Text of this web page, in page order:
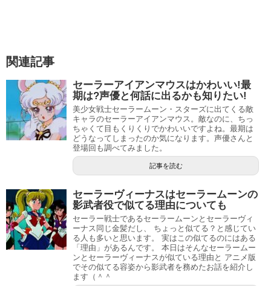
が、今ではピアニストになる夢を持っています。
運動神経が良く、甘いものが好物で、口癖は「ここで決め
なきゃ、女がすたる！」です。
幼馴染の南野奏の作るケーキを昔からしょっちゅう盗み食
いしています。
元気で活発的で明るい性格ですが、一人っ子で両親もあま
母親が帰ってきた時には、泣いてしまったほどです。
一見元気で明るい子かと思いきや、実は寂しがり屋さんだ
なんて、かわいい一面もありますね。
長い髪の毛を上の方で左右結んでいる髪形もかわいいで
引用元：Amazon
北条響は、髪形や目の色などの外見が新世紀エヴァンゲリ
オンの惣流・アスカ・ラングレー（式波・アスカ・ラング
レー）に似ているとよく言われています。
年齢も同じく14歳という設定なので、共通しているところ
外見だけではなく、運動神経抜群なところや、活発で強気
な面のあるところも、アスカに似ているという声がありま
す。
関連記事
セーラーアイアンマウスはかわいい!最
期は?声優と何話に出るかも知りたい!
美少女戦士セーラームーン・スターズに出てくる敵
キャラのセーラーアイアンマウス。敵なのに、ちっ
ちゃくて目もくりくりでかわいいですよね。最期は
どうなってしまったのか気になります。声優さんと
登場回も調べてみました。
記事を読む
セーラーヴィーナスはセーラームーンの
影武者役で似てる理由についても
セーラー戦士であるセーラームーンとセーラーヴィ
ーナス同じ金髪だし、 ちょっと似てる？と感じてい
る人も多いと思います。 実はこの似てるのにはある
「理由」があるんです。 本日はそんなセーラームー
ンとセーラーヴィーナスが似ている理由と アニメ版
でその似てる容姿から影武者を務めたお話を紹介し
ます（＾＾